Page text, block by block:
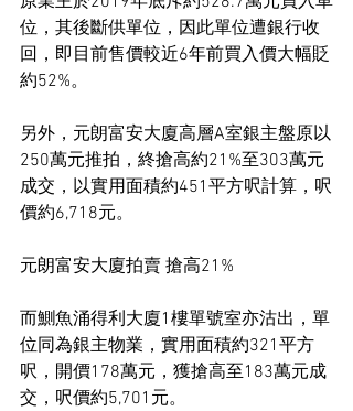
位，其後斷供單位，因此單位遭銀行收
回，即目前售價較近6年前買入價大幅貶
約52%。
另外，元朗富安大廈高層A室銀主盤原以
250萬元推拍，終搶高約21%至303萬元
成交，以實用面積約451平方呎計算，呎
價約6,718元。
元朗富安大廈拍賣 搶高21%
而鰂魚涌得利大廈1樓單號室亦沽出，單
位同為銀主物業，實用面積約321平方
呎，開價178萬元，獲搶高至183萬元成
交，呎價約5,701元。